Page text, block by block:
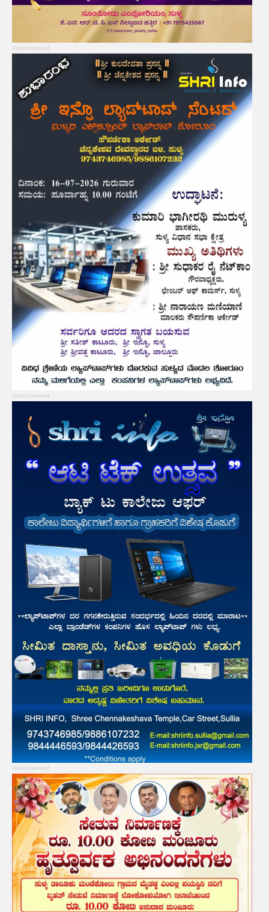
Advertisement
Advertisement
Advertisement